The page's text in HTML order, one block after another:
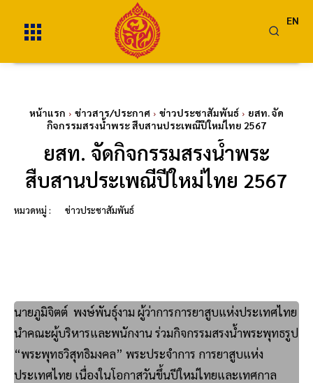
EN
หน้าแรก ข่าวสาร/ประกาศ ข่าวประชาสัมพันธ์
ยสท. จัด
กิจกรรมสรงน้ำพระ สืบสานประเพณีปีใหม่ไทย 2567
ยสท. จัดกิจกรรมสรงน้ำพระ
สืบสานประเพณีปีใหม่ไทย 2567
หมวดหมู่ : ข่าวประชาสัมพันธ์
นายภูมิจิตต์ พงษ์พันธุ์งาม ผู้ว่าการการยาสูบแห่งประเทศไทย
นำคณะผู้บริหารและพนักงาน ร่วมกิจกรรมสรงน้ำพระพุทธรูป
“พระพุทธวิสุทธิมงคล” พระประจำการ การยาสูบแห่ง
ประเทศไทย เนื่องในโอกาสวันขึ้นปีใหม่ไทยและเทศกาล